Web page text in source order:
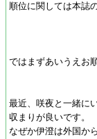
順位に関しては本誌
ではまずあいうえお
最近、咲夜と一緒に
収まりが良いです。
なぜか伊澄は外国か